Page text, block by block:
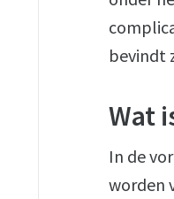
bevindt
Wat
In de
worden